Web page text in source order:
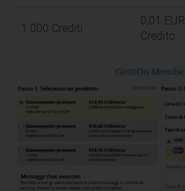
1.000 Crediti
0,01 EUR
Credito